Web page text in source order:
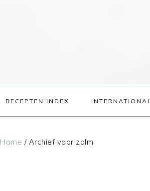
RECEPTEN INDEX
Home /Archief voor zalm